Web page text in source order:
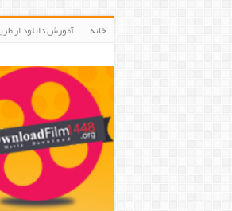
خانه آموزش دانلود از